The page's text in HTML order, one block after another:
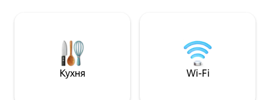
та колекція вілл широко визнані як
один із найкращих, які може
запропонувати PV, завдяки
безпрецедентному розташуванню та
Fi та
джунглі.
пар і груп, які
відпочинок і
Кухня Wi-Fi